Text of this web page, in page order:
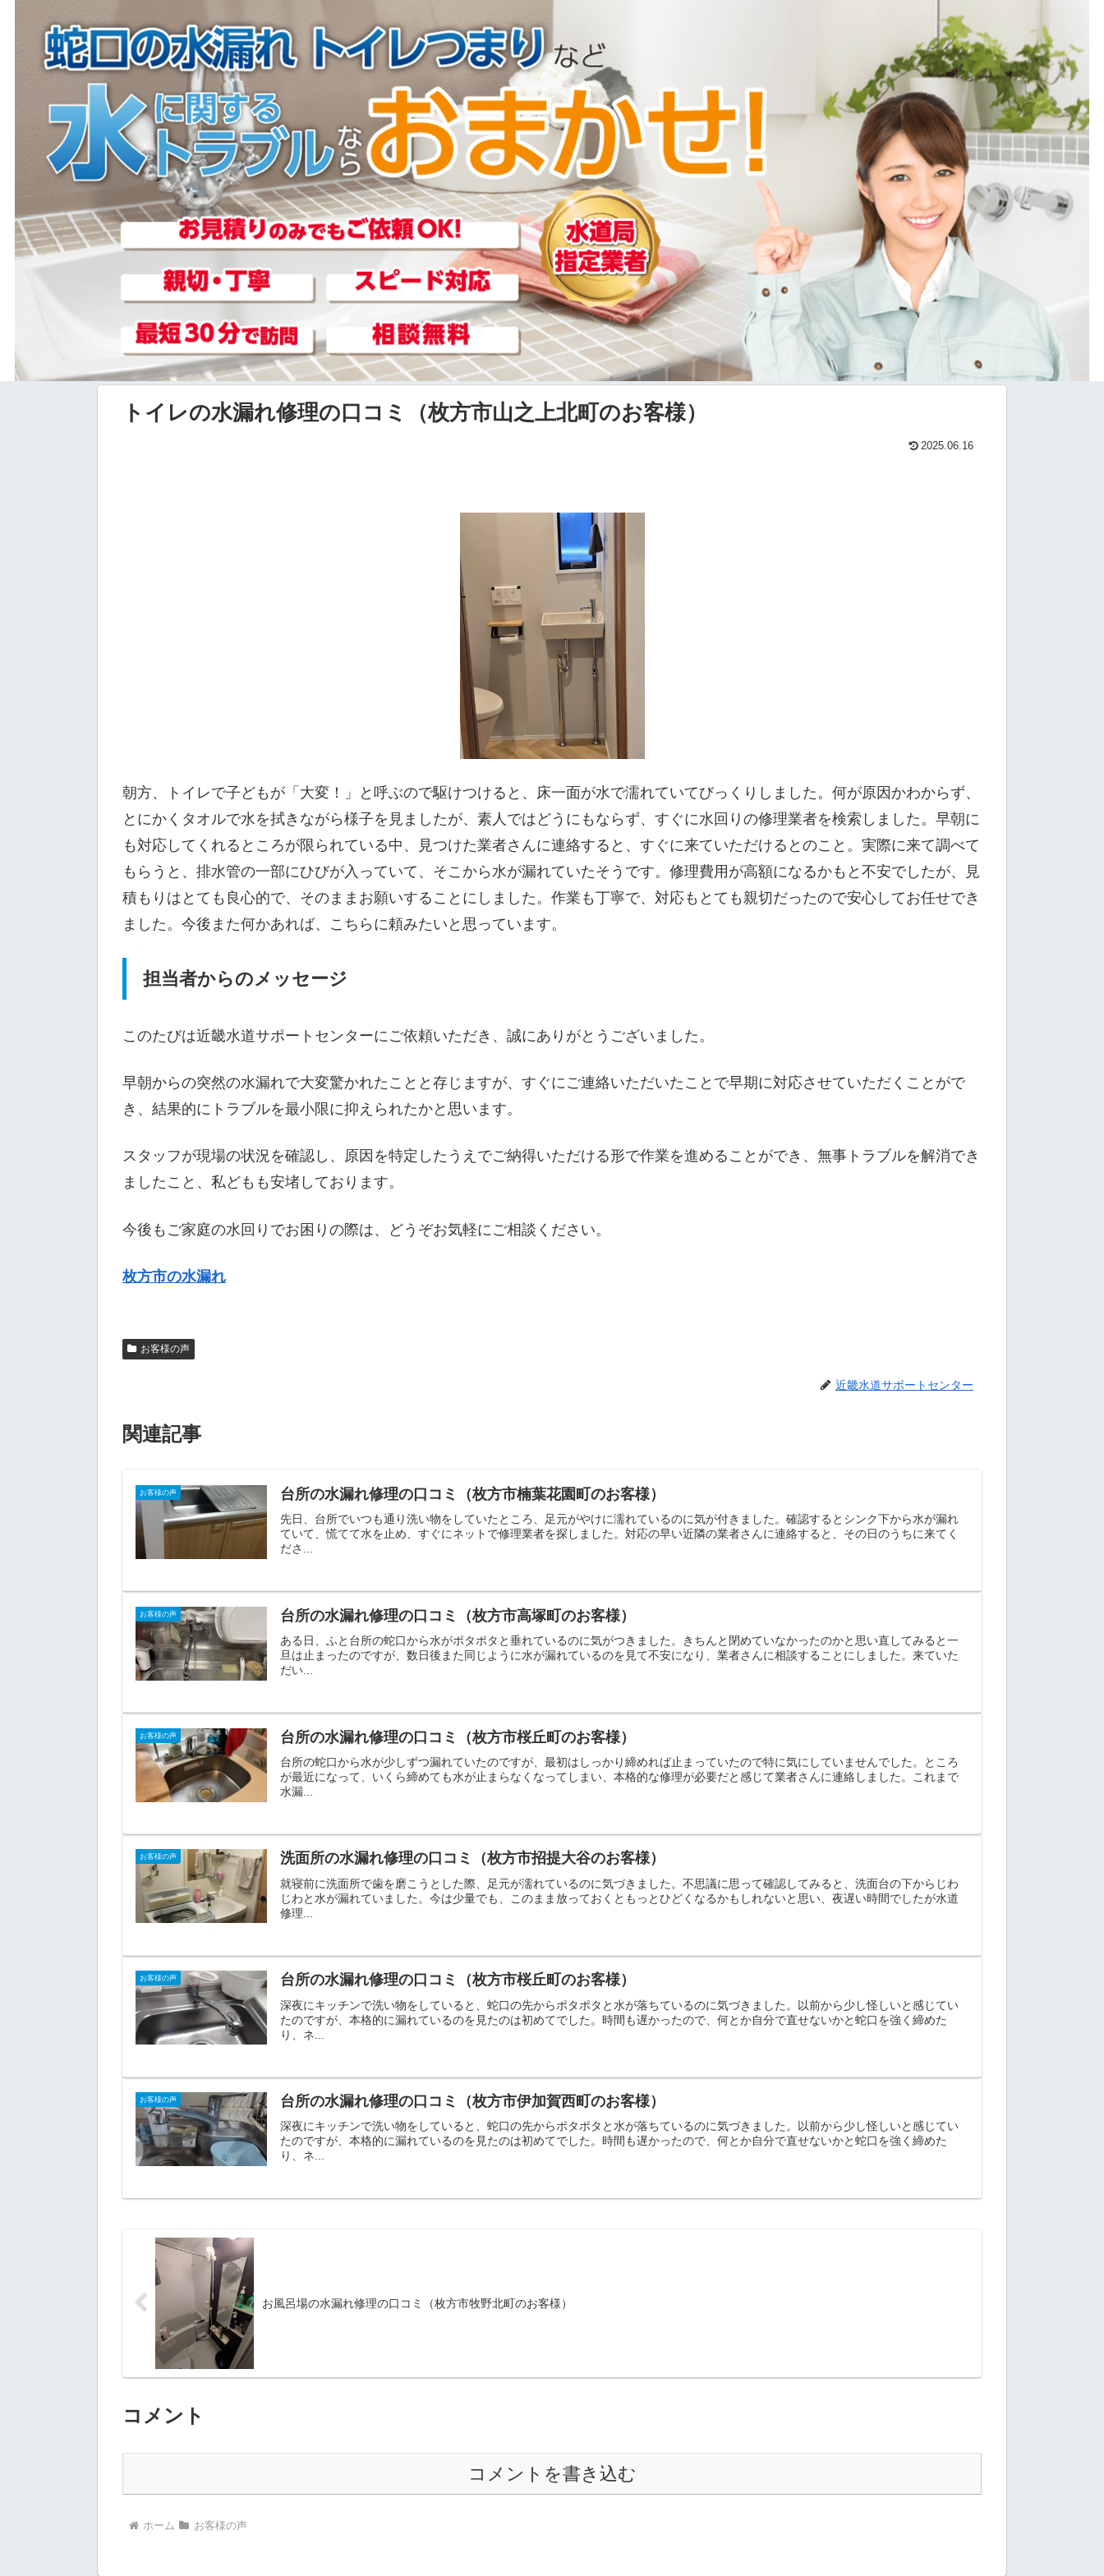
トイレの水漏れ修理の口コミ（枚方市山之上北町のお客様）
2025.06.16
朝方、トイレで子どもが「大変！」と呼ぶので駆けつけると、床一面が水で濡れていてびっくりしました。何が原因かわからず、
とにかくタオルで水を拭きながら様子を見ましたが、素人ではどうにもならず、すぐに水回りの修理業者を検索しました。早朝に
も対応してくれるところが限られている中、見つけた業者さんに連絡すると、すぐに来ていただけるとのこと。実際に来て調べて
もらうと、排水管の一部にひびが入っていて、そこから水が漏れていたそうです。修理費用が高額になるかもと不安でしたが、見
積もりはとても良心的で、そのままお願いすることにしました。作業も丁寧で、対応もとても親切だったので安心してお任せでき
ました。今後また何かあれば、こちらに頼みたいと思っています。
担当者からのメッセージ
このたびは近畿水道サポートセンターにご依頼いただき、誠にありがとうございました。
早朝からの突然の水漏れで大変驚かれたことと存じますが、すぐにご連絡いただいたことで早期に対応させていただくことがで
き、結果的にトラブルを最小限に抑えられたかと思います。
スタッフが現場の状況を確認し、原因を特定したうえでご納得いただける形で作業を進めることができ、無事トラブルを解消でき
ましたこと、私どもも安堵しております。
今後もご家庭の水回りでお困りの際は、どうぞお気軽にご相談ください。
枚方市の水漏れ
お客様の声
近畿水道サポートセンター
関連記事
お客様の声 台所の水漏れ修理の口コミ（枚方市楠葉花園町のお客様）
先日、台所でいつも通り洗い物をしていたところ、足元がやけに濡れているのに気が付きました。確認するとシンク下から水が漏れ
ていて、慌てて水を止め、すぐにネットで修理業者を探しました。対応の早い近隣の業者さんに連絡すると、その日のうちに来てく
ださ...
お客様の声 台所の水漏れ修理の口コミ（枚方市高塚町のお客様）
ある日、ふと台所の蛇口から水がポタポタと垂れているのに気がつきました。きちんと閉めていなかったのかと思い直してみると一
旦は止まったのですが、数日後また同じように水が漏れているのを見て不安になり、業者さんに相談することにしました。来ていた
だい...
お客様の声 台所の水漏れ修理の口コミ（枚方市桜丘町のお客様）
台所の蛇口から水が少しずつ漏れていたのですが、最初はしっかり締めれば止まっていたので特に気にしていませんでした。ところ
が最近になって、いくら締めても水が止まらなくなってしまい、本格的な修理が必要だと感じて業者さんに連絡しました。これまで
水漏...
お客様の声 洗面所の水漏れ修理の口コミ（枚方市招提大谷のお客様）
就寝前に洗面所で歯を磨こうとした際、足元が濡れているのに気づきました。不思議に思って確認してみると、洗面台の下からじわ
じわと水が漏れていました。今は少量でも、このまま放っておくともっとひどくなるかもしれないと思い、夜遅い時間でしたが水道
修理...
お客様の声 台所の水漏れ修理の口コミ（枚方市桜丘町のお客様）
深夜にキッチンで洗い物をしていると、蛇口の先からポタポタと水が落ちているのに気づきました。以前から少し怪しいと感じてい
たのですが、本格的に漏れているのを見たのは初めてでした。時間も遅かったので、何とか自分で直せないかと蛇口を強く締めた
り、ネ...
お客様の声 台所の水漏れ修理の口コミ（枚方市伊加賀西町のお客様）
深夜にキッチンで洗い物をしていると、蛇口の先からポタポタと水が落ちているのに気づきました。以前から少し怪しいと感じてい
たのですが、本格的に漏れているのを見たのは初めてでした。時間も遅かったので、何とか自分で直せないかと蛇口を強く締めた
り、ネ...
お風呂場の水漏れ修理の口コミ（枚方市牧野北町のお客様）
コメント
コメントを書き込む
ホーム お客様の声